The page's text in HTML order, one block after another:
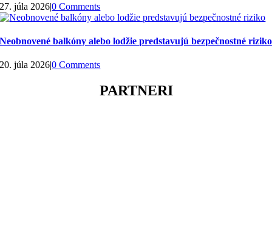
27. júla 2026|0 Comments
Neobnovené balkóny alebo lodžie predstavujú bezpečnostné riziko
20. júla 2026|0 Comments
PARTNERI